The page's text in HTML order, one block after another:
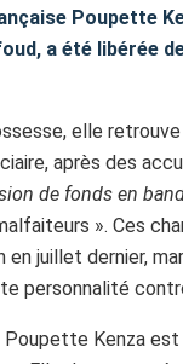
Poupette
a été libérée
elle
après des
de fonds en
». Ces
en juillet dernier,
personnalité
Poupette Kenza est